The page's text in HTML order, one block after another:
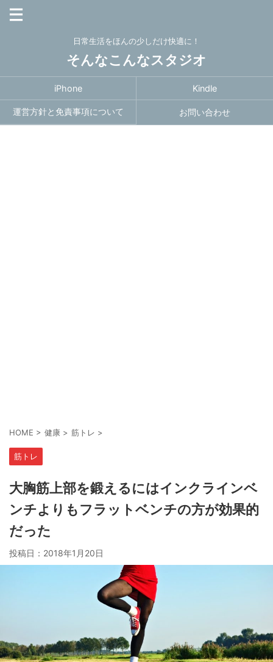
日常生活をほんの少しだけ快適に！
そんなこんなスタジオ
iPhone Kindle
運営方針と免責事項について お問い合わせ
HOME > 健康 > 筋トレ >
筋トレ
大胸筋上部を鍛えるにはインクラインベ
ンチよりもフラットベンチの方が効果的
だった
投稿日： 2018年1月20日